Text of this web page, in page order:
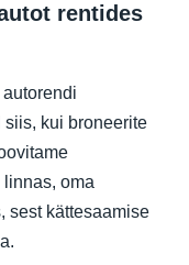
rentides
kui broneerite
oma
sest kättesaamise